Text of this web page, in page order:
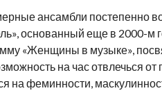
ансамбли постепенно
основанный еще в 2000-
«Женщины в музыке»,
на час отвлечься
на феминности,